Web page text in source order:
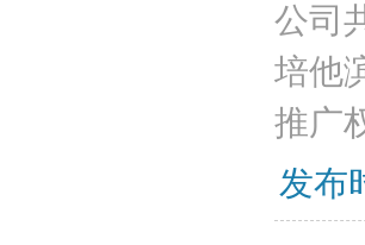
公司
培他
推广
发布